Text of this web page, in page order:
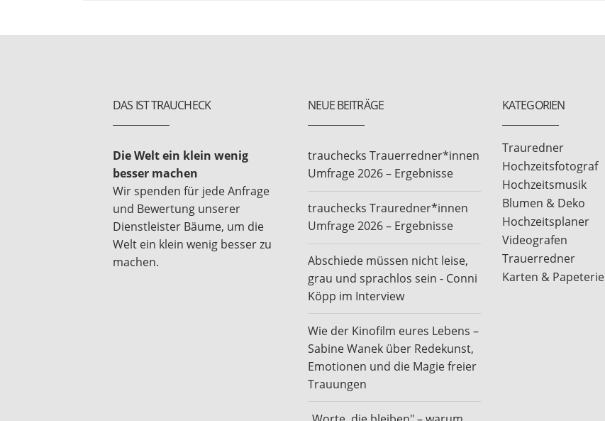
DAS IST TRAUCHECK
Die Welt ein klein wenig
besser machen
Wir spenden für jede Anfrage
und Bewertung unserer
Dienstleister Bäume, um die
Welt ein klein wenig besser zu
machen.
NEUE BEITRÄGE
trauchecks Trauerredner*innen
Umfrage 2026 – Ergebnisse
trauchecks Trauredner*innen
Umfrage 2026 – Ergebnisse
Abschiede müssen nicht leise,
grau und sprachlos sein - Conni
Köpp im Interview
Wie der Kinofilm eures Lebens –
Sabine Wanek über Redekunst,
Emotionen und die Magie freier
Trauungen
KATEGORIEN
Trauredner
Hochzeitsfotograf
Hochzeitsmusik
Blumen & Deko
Hochzeitsplaner
Videografen
Trauerredner
Karten & Papeterie